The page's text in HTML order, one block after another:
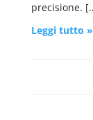
precisione.
Leggi tutto »